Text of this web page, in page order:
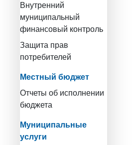
Внутренний
муниципальный
финансовый контроль
Защита прав
потребителей
Местный бюджет
Отчеты об исполнении
бюджета
Муниципальные
услуги